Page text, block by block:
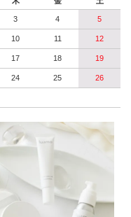
3 4 5
10 11 12
17 18 19
24 25 26